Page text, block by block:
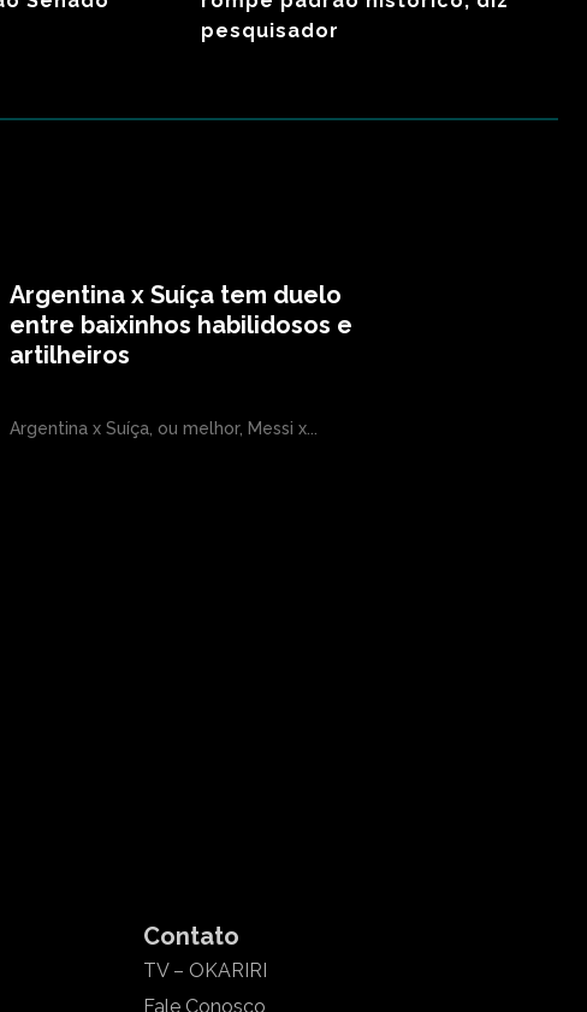
pesquisador
Argentina x Suíça tem duelo
entre baixinhos habilidosos e
artilheiros
Argentina x Suíça, ou melhor, Messi x...
Contato
TV – OKARIRI
Fale Conosco